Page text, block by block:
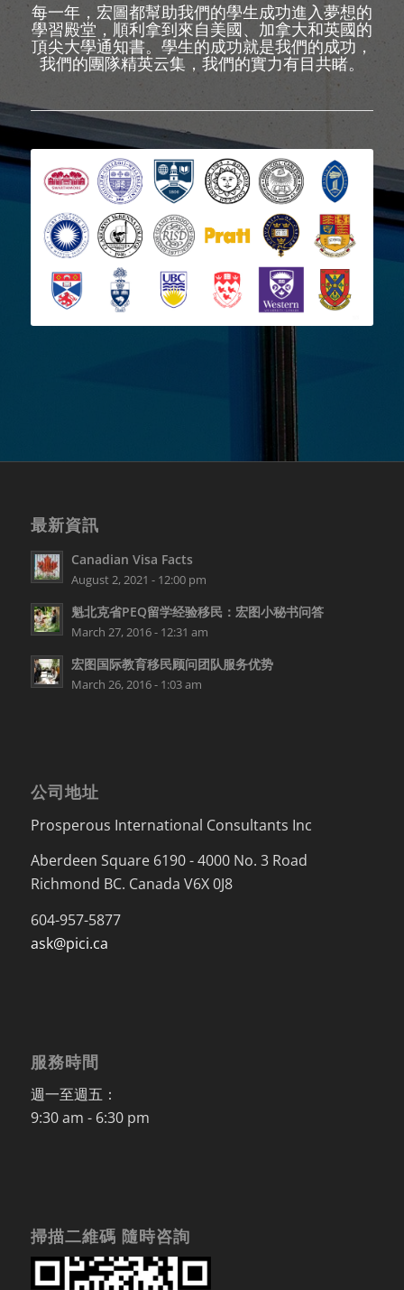
每一年，宏圖都幫助我們的學生成功進入夢想的
學習殿堂，順利拿到來自美國、加拿大和英國的
頂尖大學通知書。學生的成功就是我們的成功，
我們的團隊精英云集，我們的實力有目共睹。
最新資訊
Canadian Visa Facts
August 2, 2021 - 12:00 pm
魁北克省PEQ留学经验移民：宏图小秘书问答
March 27, 2016 - 12:31 am
宏图国际教育移民顾问团队服务优势
March 26, 2016 - 1:03 am
公司地址
Prosperous International Consultants Inc
Aberdeen Square 6190 - 4000 No. 3 Road
Richmond BC. Canada V6X 0J8
604-957-5877
ask@pici.ca
服務時間
週一至週五：
9:30 am - 6:30 pm
掃描二維碼 隨時咨詢